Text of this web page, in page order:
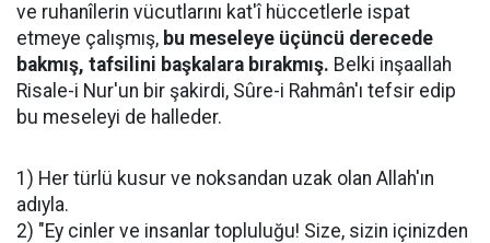
ve ruhanîlerin vücutlarını kat'î hüccetlerle ispat
etmeye çalışmış, bu meseleye üçüncü derecede
bakmış, tafsilini başkalara bırakmış. Belki inşaallah
Risale-i Nur'un bir şakirdi, Sûre-i Rahmân'ı tefsir edip
bu meseleyi de halleder.
1) Her türlü kusur ve noksandan uzak olan Allah'ın
adıyla.
2) "Ey cinler ve insanlar topluluğu! Size, sizin içinizden